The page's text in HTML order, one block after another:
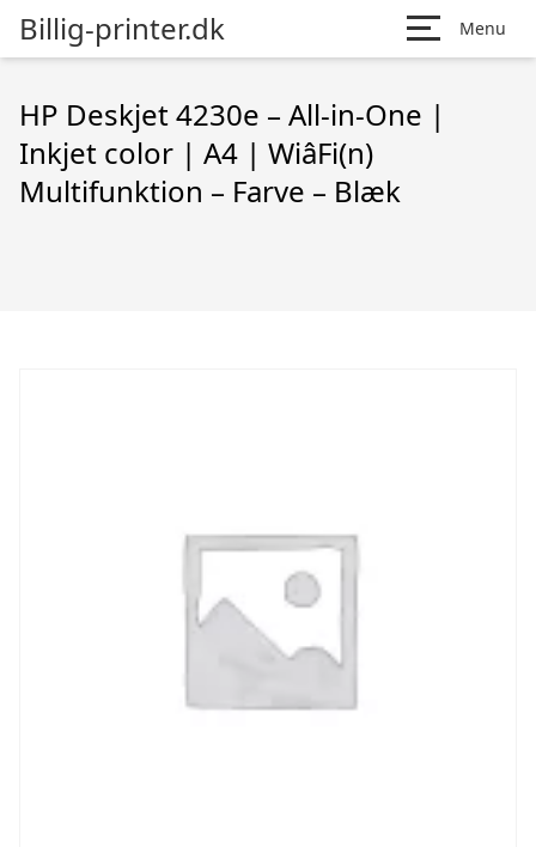
Billig-printer.dk Menu
HP Deskjet 4230e – All-in-One |
Inkjet color | A4 | WiâFi(n)
Multifunktion – Farve – Blæk